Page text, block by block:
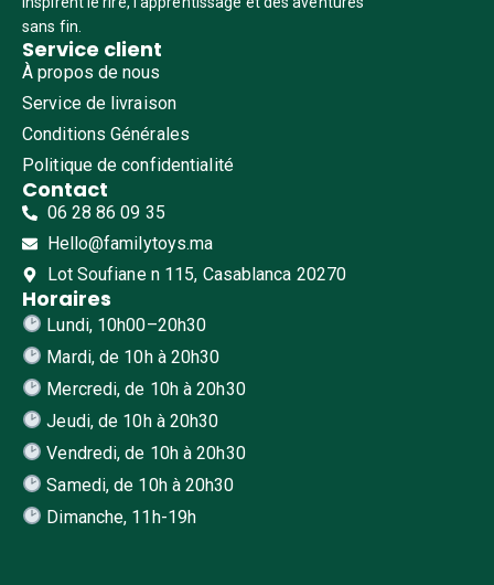
sans fin.
Service client
À propos de nous
Service de livraison
Conditions Générales
Politique de confidentialité
Contact
06 28 86 09 35
Hello@familytoys.ma
Lot Soufiane n 115, Casablanca 20270
Horaires
Lundi, 10h00–20h30
Mardi, de 10h à 20h30
Mercredi, de 10h à 20h30
Jeudi, de 10h à 20h30
Vendredi, de 10h à 20h30
Samedi, de 10h à 20h30
Dimanche, 11h-19h